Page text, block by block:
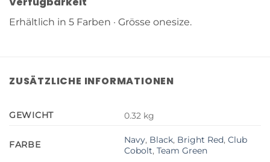
Erhältlich in 5 Farben · Grösse onesize.
ZUSÄTZLICHE INFORMATIONEN
GEWICHT 0.32 kg
FARBE Navy, Black, Bright Red,Club
Cobolt,Team Green